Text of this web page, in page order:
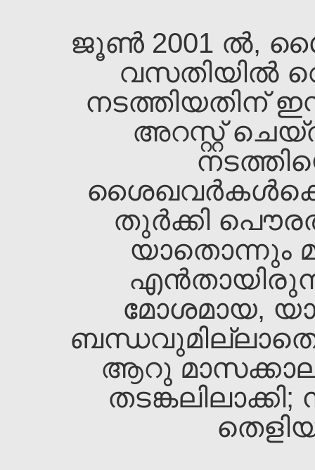
ജൂണ്‍ 2001 ല്‍,
വസതിയില്‍
നടത്തിയതിന്‌
അറസ്റ്റ്‌
തുര്‍ക്കി
യാതൊന്നും
മോശമായ,
ആറു